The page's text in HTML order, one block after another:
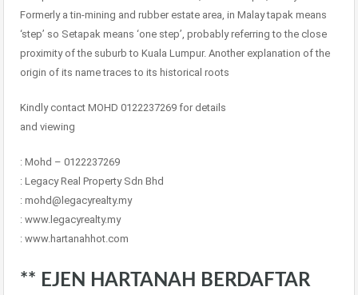
Formerly a tin-mining and rubber estate area, in Malay tapak means
‘step’ so Setapak means ‘one step’, probably referring to the close
proximity of the suburb to Kuala Lumpur. Another explanation of the
origin of its name traces to its historical roots
Kindly contact MOHD 0122237269 for details
and viewing
: Mohd – 0122237269
: Legacy Real Property Sdn Bhd
: mohd@legacyrealty.my
: www.legacyrealty.my
: www.hartanahhot.com
** EJEN HARTANAH BERDAFTAR